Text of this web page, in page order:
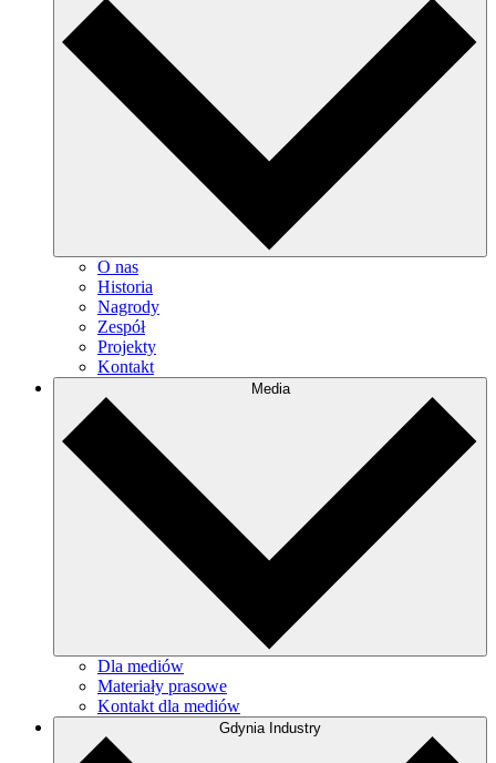
O nas
Historia
Nagrody
Zespół
Projekty
Kontakt
Media
Dla mediów
Materiały prasowe
Kontakt dla mediów
Gdynia Industry